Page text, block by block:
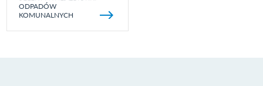
ODPADÓW
KOMUNALNYCH